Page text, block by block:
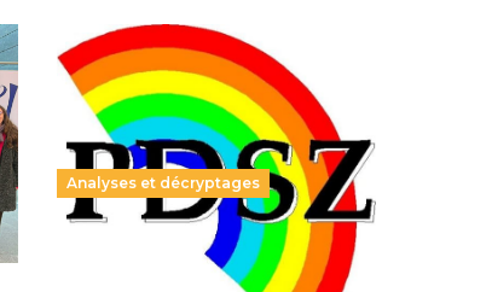
Analyses et décryptages
Hongrie : du changement pour
les politiques éducatives, aussi !